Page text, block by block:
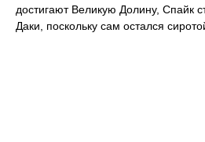
достигают Великую Долину, Спайк
Даки, поскольку сам остался